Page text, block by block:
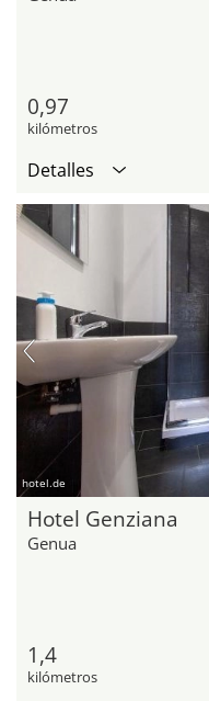
0,97
kilómetros
Detalles
hotel.de
Hotel Genziana
Genua
1,4
kilómetros